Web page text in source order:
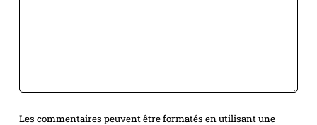
Les commentaires peuvent être formatés en utilisant une